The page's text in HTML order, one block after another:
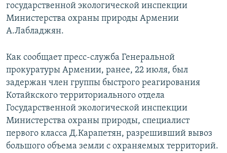
АРХИВ
Հայերեն
English
Русский
Все сайты Радио Азатутюн
государственной экологической инспекции
Министерства охраны природы Армении
А.Лабладжян.
Как сообщает пресс-служба Генеральной
прокуратуры Армении, ранее, 22 июля, был
задержан член группы быстрого реагирования
Котайкского территориального отдела
Государственной экологической инспекции
Министерства охраны природы, специалист
первого класса Д.Карапетян, разрешивший вывоз
большого объема земли с охраняемых территорий.